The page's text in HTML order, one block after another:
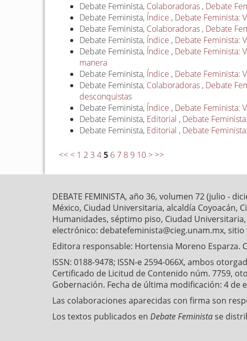
Debate Feminista, Colaboradoras , Debate
Debate Feminista, Índice , Debate Feminista:
Debate Feminista, Colaboradoras , Debate
Debate Feminista, Índice , Debate Feminista:
Debate Feminista, Índice , Debate Feminista:
manera
Debate Feminista, Índice , Debate Feminista:
Debate Feminista, Colaboradoras , Debate
desconquistas
Debate Feminista, Índice , Debate Feminista:
Debate Feminista, Editorial , Debate
Debate Feminista, Editorial , Debate
<< < 1 2 3 4 5 6 7 8 9 10 > >>
DEBATE FEMINISTA, año 36, volumen 72 (julio -
México, Ciudad Universitaria, alcaldía Coyoacán,
Humanidades, séptimo piso, Ciudad Universitaria,
electrónico: debatefeminista@cieg.unam.mx,
Editora responsable: Hortensia Moreno Esparza.
ISSN: 0188-9478; ISSN-e 2594-066X, ambos
Certificado de Licitud de Contenido núm. 7759,
Gobernación. Fecha de última modificación: 4 de
Las colaboraciones aparecidas con firma son
Los textos publicados en Debate Feministase